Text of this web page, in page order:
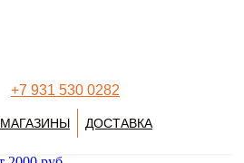
+7 931 530 0282
МАГАЗИНЫ ДОСТАВКА